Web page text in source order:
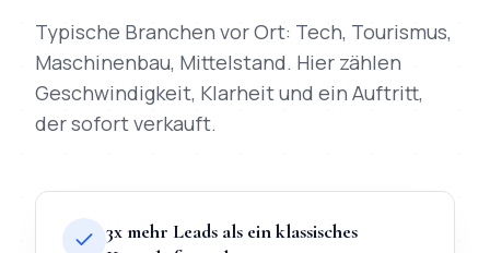
Typische Branchen vor Ort: Tech, Tourismus,
Maschinenbau, Mittelstand. Hier zählen
Geschwindigkeit, Klarheit und ein Auftritt,
der sofort verkauft.
3x mehr Leads als ein klassisches